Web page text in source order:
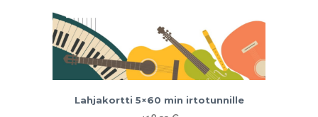
Lahjakortti 5×60 min irtotunnille